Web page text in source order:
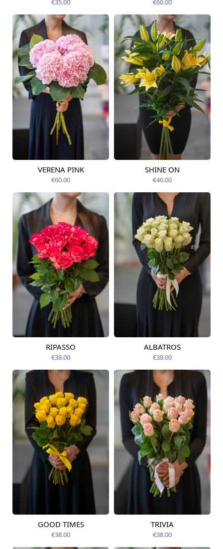
€35.00 €60.00
Pieejams šodien
VERENA PINK
€60.00
Pieejams šodien
SHINE ON
€40.00
Pieejams šodien
RIPASSO
€38.00
Pieejams šodien
ALBATROS
€38.00
Pieejams šodien
GOOD TIMES
€38.00
Pieejams šodien
TRIVIA
€38.00